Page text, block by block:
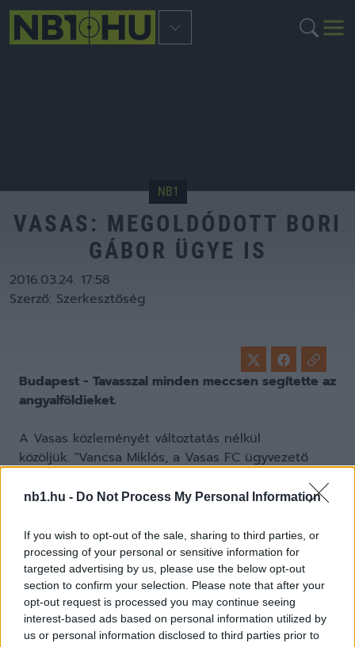
nb1.hu - Do Not Process My Personal Information
If you wish to opt-out of the sale, sharing to third parties, or
processing of your personal or sensitive information for
targeted advertising by us, please use the below opt-out
section to confirm your selection. Please note that after your
opt-out request is processed you may continue seeing
interest-based ads based on personal information utilized by
us or personal information disclosed to third parties prior to
NB1
VASAS: MEGOLDÓDOTT BORI
GÁBOR ÜGYE IS
2016.03.24. 17:58
Szerző: Szerkesztőség
Budapest - Tavasszal minden meccsen segítette az
angyalföldieket.
A Vasas közleményét változtatás nélkül
közöljük. "Vancsa Miklós, a Vasas FC ügyvezető
játékos 2017. június 30-ig szóló szerződését. Mint
kölcsönszerződést írt alá a Vasas FC-hez, ma
pedig eldőlt, hogy 2017. június 30-ig a mi
játékosunk marad. Vancsa Miklós az aláírás után
kiemelte: „Nagyon örülök, hogy sikerült a
Diósgyőrrel és Gáborral is megállapodnunk. Gabi
bebizonyította, hogy a Vasas csapatáért mindent